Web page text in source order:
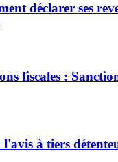
déclarer ses
fiscales :
à tiers